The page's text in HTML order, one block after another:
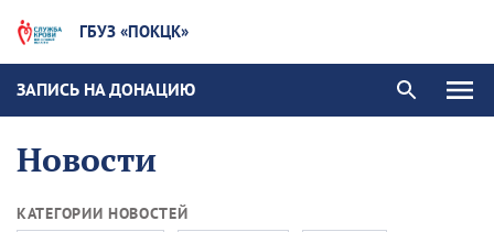
ГБУЗ «ПОКЦК»
ЗАПИСЬ НА ДОНАЦИЮ
Новости
КАТЕГОРИИ НОВОСТЕЙ